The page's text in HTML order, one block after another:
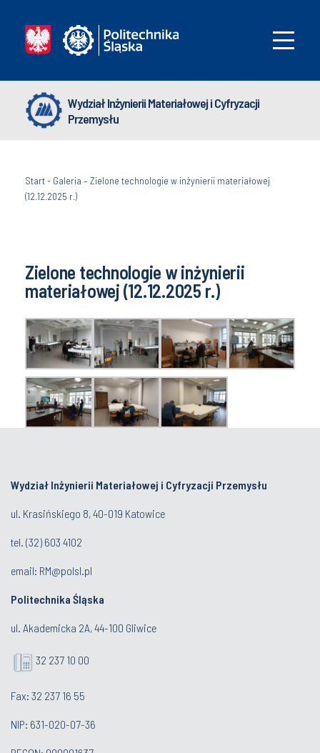
Wydział Inżynierii Materiałowej i Cyfryzacji
Przemysłu
Start- Galeria – Zielone technologie w inżynierii materiałowej
(12.12.2025 r.)
Zielone technologie w inżynierii
materiałowej (12.12.2025 r.)
Wydział Inżynierii Materiałowej i Cyfryzacji Przemysłu
ul. Krasińskiego 8, 40-019 Katowice
tel. (32) 603 4102
email: RM@polsl.pl
Politechnika Śląska
ul. Akademicka 2A, 44-100 Gliwice
32 237 10 00
Fax: 32 237 16 55
NIP: 631-020-07-36